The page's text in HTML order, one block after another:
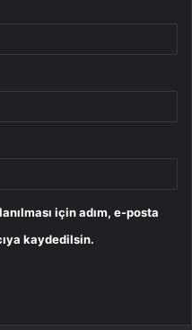
için adım, e-posta
kaydedilsin.